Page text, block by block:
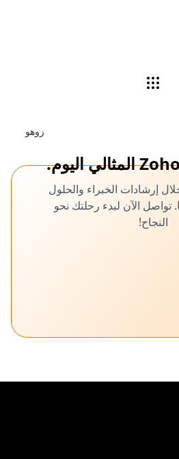
إرشادات الخبراء والحلول
الآن لبدء رحلتك نحو
النجاح!